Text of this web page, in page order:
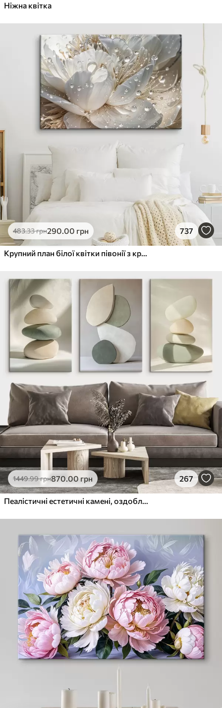
Ніжна квітка
483.33грн290.00 грн 737
Крупний план білої квітки півонії з крапельками води на пелюстках на розмитому фоні
1449.99грн870.00 грн 267
Пеалістичні естетичні камені, оздоблення будинку, природне освітлення